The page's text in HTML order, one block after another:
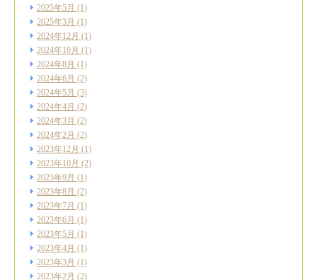
2025年5月 (1)
2025年3月 (1)
2024年12月 (1)
2024年10月 (1)
2024年8月 (1)
2024年6月 (2)
2024年5月 (3)
2024年4月 (2)
2024年3月 (2)
2024年2月 (2)
2023年12月 (1)
2023年10月 (2)
2023年9月 (1)
2023年8月 (2)
2023年7月 (1)
2023年6月 (1)
2023年5月 (1)
2023年4月 (1)
2023年3月 (1)
2023年2月 (2)